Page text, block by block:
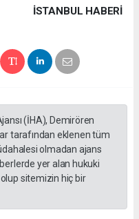
İSTANBUL HABERİ
(İHA), Demirören
tarafından eklenen tüm
olmadan ajans
yer alan hukuki
sitemizin hiç bir